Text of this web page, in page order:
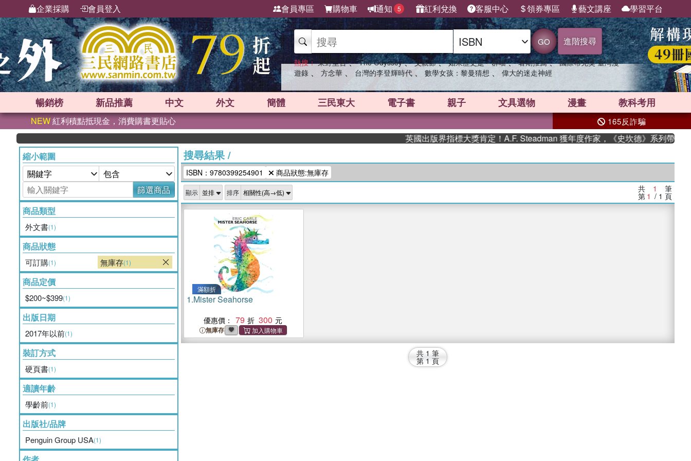
企業採購 會員登入 會員專區 購物車 通知 5 紅利兌換 客服中心 領券專區 藝文講座 學習平台
GO 進階搜尋
熱搜： 東野圭吾 、 The Odyssey 、 父親節 、 如果歷史是一群喵 、 暑期推薦 、 國際布克獎 臺灣漫
遊錄 、 方念華 、 台灣的李登輝時代 、 數學女孩：黎曼猜想 、 偉大的迷走神經
暢銷榜 新品推薦 中文 外文 簡體 三民東大 電子書 親子 文具選物 漫畫 教科考用
NEW紅利積點抵現金，消費購書更貼心 165反詐騙
英國出版界指標大獎肯定！A.F. Steadman 獲年度作家，《史坎德》系列帶你踏上
縮小範圍
篩選商品
商品類型
外文書(1)
商品狀態
可訂購(1) 無庫存(1)
商品定價
$200~$399(1)
出版日期
2017年以前(1)
裝訂方式
硬頁書(1)
適讀年齡
學齡前(1)
出版社/品牌
Penguin Group USA(1)
搜尋結果/
ISBN：9780399254901 商品狀態:無庫存
顯示 排序 共 1 筆
第 1 / 1 頁
滿額折
1.Mister Seahorse
優惠價： 79 300
無庫存
共 1 筆
第 1 頁